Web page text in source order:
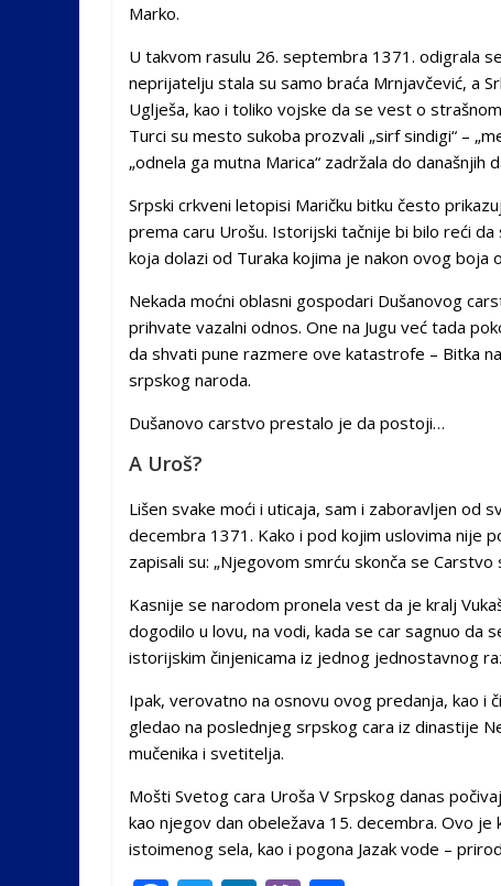
Marko.
U takvom rasulu 26. septembra 1371. odigrala
neprijatelju stala su samo braća Mrnjavčević, a
Uglješa, kao i toliko vojske da se vest o
Turci su mesto sukoba prozvali „sirf sindigi“ –
„odnela ga mutna Marica“ zadržala do današnjih
Srpski crkveni letopisi Maričku bitku često
prema caru Urošu. Istorijski tačnije bi bilo reći
koja dolazi od Turaka kojima je nakon ovog boja
Nekada moćni oblasni gospodari Dušanovog
prihvate vazalni odnos. One na Jugu već tada
da shvati pune razmere ove katastrofe – Bitka
srpskog naroda.
Dušanovo carstvo prestalo je da postoji…
A Uroš?
Lišen svake moći i uticaja, sam i zaboravljen od
decembra 1371. Kako i pod kojim uslovima nije
zapisali su: „Njegovom smrću skonča se
Kasnije se narodom pronela vest da je kralj
dogodilo u lovu, na vodi, kada se car sagnuo da
istorijskim činjenicama iz jednog jednostavnog
Ipak, verovatno na osnovu ovog predanja, kao i
gledao na poslednjeg srpskog cara iz dinastije
mučenika i svetitelja.
Mošti Svetog cara Uroša V Srpskog danas
kao njegov dan obeležava 15. decembra. Ovo je
istoimenog sela, kao i pogona Jazak vode –